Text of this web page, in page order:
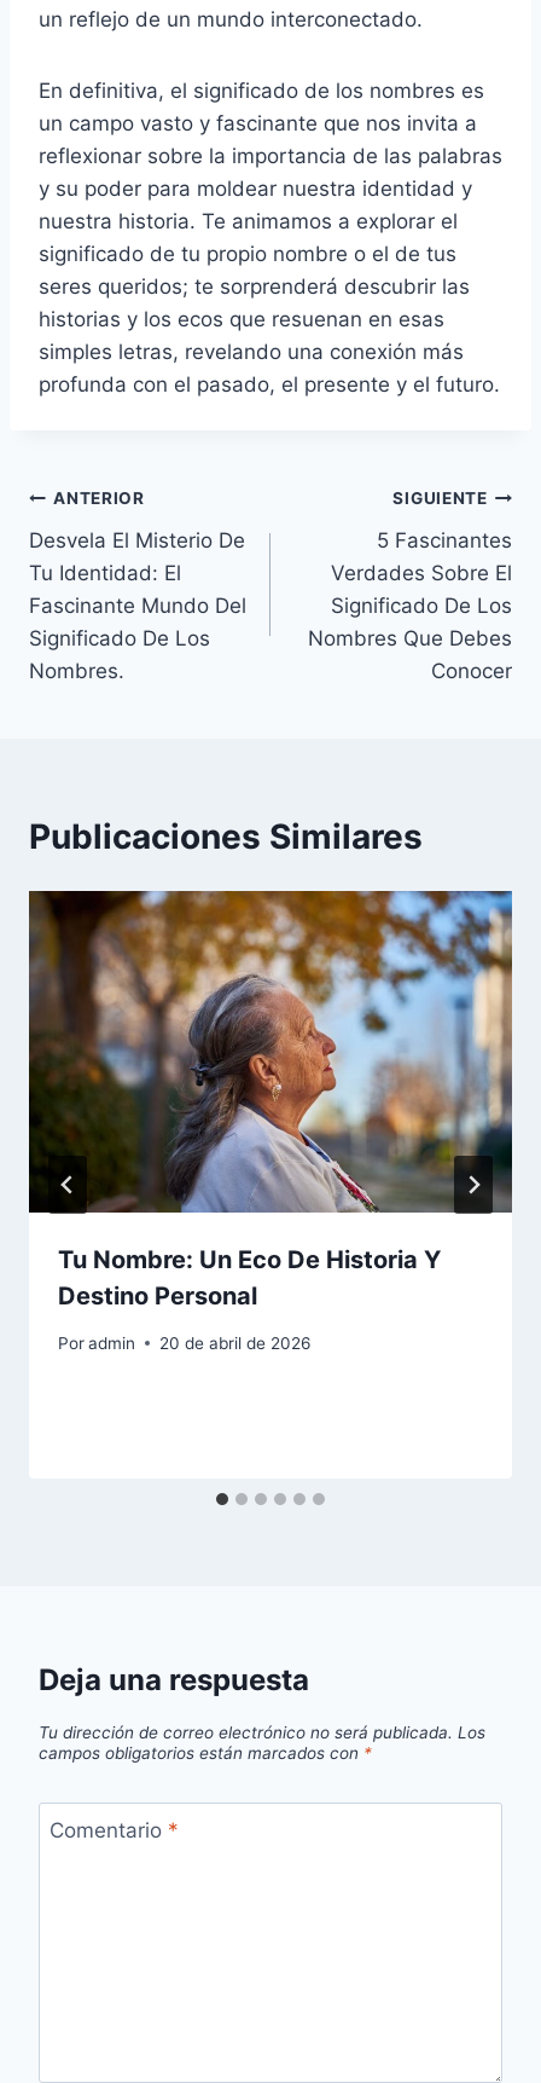
un reflejo de un mundo interconectado.
En definitiva, el significado de los nombres es
un campo vasto y fascinante que nos invita a
reflexionar sobre la importancia de las palabras
y su poder para moldear nuestra identidad y
nuestra historia. Te animamos a explorar el
significado de tu propio nombre o el de tus
seres queridos; te sorprenderá descubrir las
historias y los ecos que resuenan en esas
simples letras, revelando una conexión más
profunda con el pasado, el presente y el futuro.
Navegación
de
entradas
ANTERIOR
Desvela El Misterio De
Tu Identidad: El
Fascinante Mundo Del
Significado De Los
Nombres.
SIGUIENTE
5 Fascinantes
Verdades Sobre El
Significado De Los
Nombres Que Debes
Conocer
Publicaciones Similares
Tu Nombre: Un Eco De Historia Y
Destino Personal
Poradmin 20 de abril de 2026
Deja una respuesta
Tu dirección de correo electrónico no será publicada. Los
campos obligatorios están marcados con *
Comentario *